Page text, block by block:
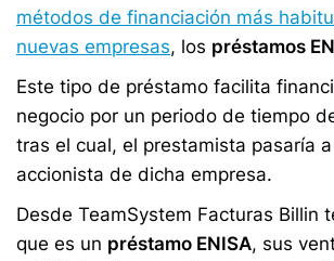
métodos de financiación más
nuevas empresas, los préstamos
Este tipo de préstamo facilita
negocio por un periodo de tiempo
tras el cual, el prestamista pasaría
accionista de dicha empresa.
Desde TeamSystem Facturas Billin
que es un préstamo ENISA, sus